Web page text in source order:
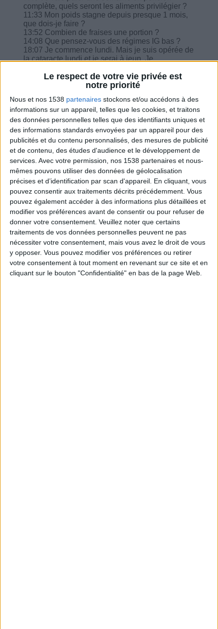
Le respect de votre vie privée est
notre priorité
Nous et nos 1538 partenaires stockons et/ou accédons à des
informations sur un appareil, telles que les cookies, et traitons
des données personnelles telles que des identifiants uniques et
des informations standards envoyées par un appareil pour des
publicités et du contenu personnalisés, des mesures de publicité
et de contenu, des études d'audience et le développement de
services. Avec votre permission, nos 1538 partenaires et nous-
mêmes pouvons utiliser des données de géolocalisation
précises et d’identification par scan d'appareil. En cliquant, vous
pouvez consentir aux traitements décrits précédemment. Vous
pouvez également accéder à des informations plus détaillées et
modifier vos préférences avant de consentir ou pour refuser de
donner votre consentement. Veuillez noter que certains
traitements de vos données personnelles peuvent ne pas
nécessiter votre consentement, mais vous avez le droit de vous
y opposer. Vous pouvez modifier vos préférences ou retirer
votre consentement à tout moment en revenant sur ce site et en
cliquant sur le bouton "Confidentialité" en bas de la page Web.
complète, quels seront les aliments privilégier ?
11:33 Mon poids stagne depuis presque 1 mois,
que dois-je faire ?
13:52 Combien de fraises une portion ?
14:08 Que pensez-vous des régimes IG bas ?
18:07 Je commence lundi. Mais je suis opérée de
la cataracte lundi et je serai à jeun. Je
18:19 Peut-on manger des céréales style corn
on en manger sans souci ?
19:20 60g de pain aux fruits je compte juste le
pain ou je prends aussi 1/2 fruit ?
20:17 Combien de temps pour perdre 3 kilos à
1600 kcal ?
Combien de kilos souhaitez-vous perdre ?
Moins de
5 kilos
De 5 à 10
kilos
Plus de
10 kilos
Webinaires en direct Voir tout